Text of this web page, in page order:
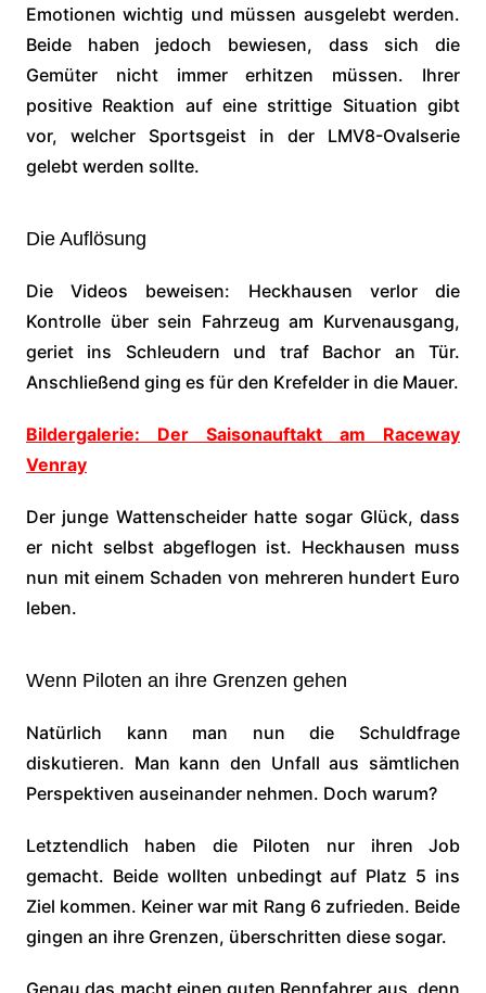
Emotionen wichtig und müssen ausgelebt werden.
Beide haben jedoch bewiesen, dass sich die
Gemüter nicht immer erhitzen müssen. Ihrer
positive Reaktion auf eine strittige Situation gibt
vor, welcher Sportsgeist in der LMV8-Ovalserie
gelebt werden sollte.
Die Auflösung
Die Videos beweisen: Heckhausen verlor die
Kontrolle über sein Fahrzeug am Kurvenausgang,
geriet ins Schleudern und traf Bachor an Tür.
Anschließend ging es für den Krefelder in die Mauer.
Bildergalerie: Der Saisonauftakt am Raceway
Venray
Der junge Wattenscheider hatte sogar Glück, dass
er nicht selbst abgeflogen ist. Heckhausen muss
nun mit einem Schaden von mehreren hundert Euro
leben.
Wenn Piloten an ihre Grenzen gehen
Natürlich kann man nun die Schuldfrage
diskutieren. Man kann den Unfall aus sämtlichen
Perspektiven auseinander nehmen. Doch warum?
Letztendlich haben die Piloten nur ihren Job
gemacht. Beide wollten unbedingt auf Platz 5 ins
Ziel kommen. Keiner war mit Rang 6 zufrieden. Beide
gingen an ihre Grenzen, überschritten diese sogar.